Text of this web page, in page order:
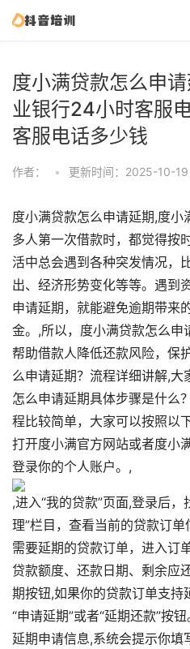
度小满贷款怎么申
业银行24小时客服
客服电话多少钱
作者： • 更新时间：2025-10-
度小满贷款怎么申请延期,度小
多人第一次借款时，都觉得按
活中总会遇到各种突发情况，
出、经济形势变化等等。遇到
申请延期，就能避免逾期带来
金。,所以，度小满贷款怎么申
帮助借款人降低还款风险，保
么申请延期？流程详细讲解,大
怎么申请延期具体步骤是什么
程比较简单，大家可以按照以
打开度小满官方网站或者度小
登录你的个人账户。,
,进入“我的贷款”页面,登录后，
理”栏目，查看当前的贷款订单
需要延期的贷款订单，进入订
贷款额度、还款日期、剩余应
期按钮,如果你的贷款订单支持
“申请延期”或者“延期还款”按
延期申请信息,系统会提示你填